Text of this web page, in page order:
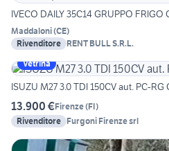
IVECO DAILY 35C14 GRUPPO FRIGO
Maddaloni(CE)
Rivenditore RENT BULL S.R.L.
Vetrina
ISUZU M27 3.0 TDI 150CV aut. PC-RG
13.900 €Firenze(FI)
Rivenditore Furgoni Firenze srl